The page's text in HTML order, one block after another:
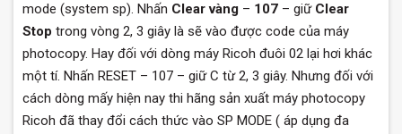
mode (system sp). Nhấn Clear vàng – 107 – giữ Clear
Stop trong vòng 2, 3 giây là sẽ vào được code của máy
photocopy. Hay đối với dòng máy Ricoh đuôi 02 lại hơi khác
một tí. Nhấn RESET – 107 – giữ C từ 2, 3 giây. Nhưng đối với
cách dòng mấy hiện nay thi hãng sản xuất máy photocopy
Ricoh đã thay đổi cách thức vào SP MODE ( áp dụng đa